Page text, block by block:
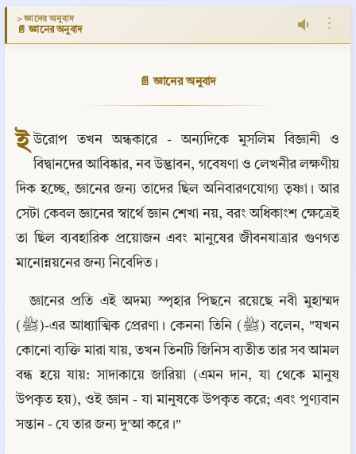
> জ্ঞানের অনুবাদ
📄 জ্ঞানের অনুবাদ ⋮
📄 জ্ঞানের অনুবাদ
ই উরোপ তখন অন্ধকারে - অন্যদিকে মুসলিম বিজ্ঞানী ও
বিদ্বানদের আবিষ্কার, নব উদ্ভাবন, গবেষণা ও লেখনীর লক্ষণীয়
দিক হচ্ছে, জ্ঞানের জন্য তাদের ছিল অনিবারণযোগ্য তৃষ্ণা। আর
সেটা কেবল জ্ঞানের স্বার্থে জ্ঞান শেখা নয়, বরং অধিকাংশ ক্ষেত্রেই
তা ছিল ব্যবহারিক প্রয়োজন এবং মানুষের জীবনযাত্রার গুণগত
মানোন্নয়নের জন্য নিবেদিত।
জ্ঞানের প্রতি এই অদম্য স্পৃহার পিছনে রয়েছে নবী মুহাম্মদ
(ﷺ)-এর আধ্যাত্মিক প্রেরণা। কেননা তিনি (ﷺ) বলেন, "যখন
কোনো ব্যক্তি মারা যায়, তখন তিনটি জিনিস ব্যতীত তার সব আমল
বন্ধ হয়ে যায়: সাদাকায়ে জারিয়া (এমন দান, যা থেকে মানুষ
উপকৃত হয়), ওই জ্ঞান - যা মানুষকে উপকৃত করে; এবং পুণ্যবান
সন্তান - যে তার জন্য দু'আ করে।"